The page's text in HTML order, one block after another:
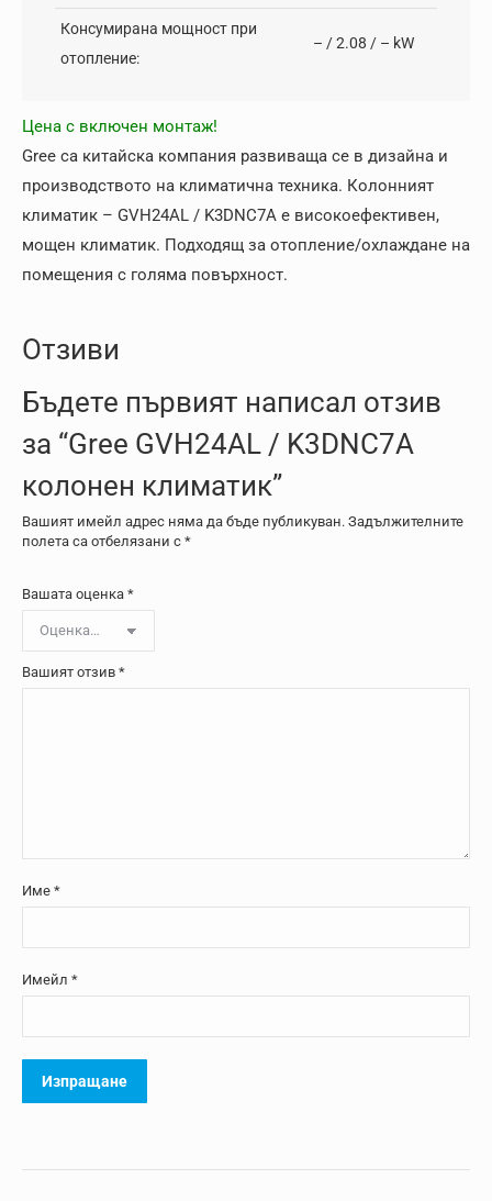
Консумирана мощност при
отопление:
– / 2.08 / – kW
Цена с включен монтаж!
Gree са китайска компания развиваща се в дизайна и
производството на климатична техника. Колонният
климатик – GVH24AL / K3DNC7A е високоефективен,
мощен климатик. Подходящ за отопление/охлаждане на
помещения с голяма повърхност.
Отзиви
Бъдете първият написал отзив
за “Gree GVH24AL / K3DNC7A
колонен климатик”
Вашият имейл адрес няма да бъде публикуван. Задължителните
полета са отбелязани с *
Вашата оценка *
Вашият отзив *
Име *
Имейл *